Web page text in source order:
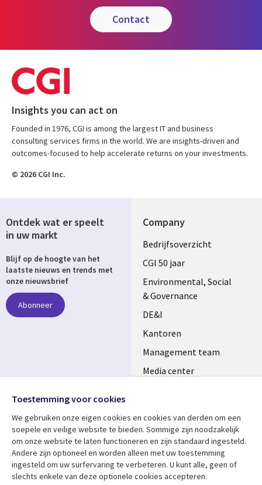
contact
Insights you can act on
Founded in 1976, CGI is among the largest IT and business
consulting services firms in the world. We are insights-driven and
outcomes-focused to help accelerate returns on your investments.
© 2026 CGI Inc.
Company
Useful
links
NETHERLANDS
Bedrijfsoverzicht
CGI 50 jaar
Environmental, Social
& Governance
DE&I
Kantoren
Management team
Media center
Bekijk meer
Artikelen
Support
Disclaimer
Ontdek wat er speelt
in uw markt
Blijf op de hoogte van het
laatste nieuws en trends met
onze nieuwsbrief
Abonneer
Media
NETHERLANDS
Toestemming voor cookies
We gebruiken onze eigen cookies en cookies van derden om een ​​
soepele en veilige website te bieden. Sommige zijn noodzakelijk
om onze website te laten functioneren en zijn standaard ingesteld.
Andere zijn optioneel en worden alleen met uw toestemming
ingesteld om uw surfervaring te verbeteren. U kunt alle, geen of
slechts enkele van deze optionele cookies accepteren.